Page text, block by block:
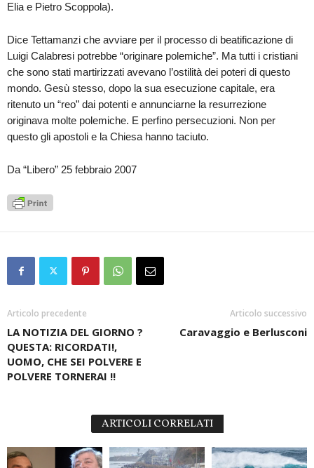
Elia e Pietro Scoppola).
Dice Tettamanzi che avviare per il processo di beatificazione di
Luigi Calabresi potrebbe “originare polemiche”. Ma tutti i cristiani
che sono stati martirizzati avevano l’ostilità dei poteri di questo
mondo. Gesù stesso, dopo la sua esecuzione capitale, era
ritenuto un “reo” dai potenti e annunciarne la resurrezione
originava molte polemiche. E perfino persecuzioni. Non per
questo gli apostoli e la Chiesa hanno taciuto.
Da “Libero” 25 febbraio 2007
Articolo precedente
LA NOTIZIA DEL GIORNO ?
QUESTA: RICORDATI!,
UOMO, CHE SEI POLVERE E
POLVERE TORNERAI !!
Articolo successivo
Caravaggio e Berlusconi
ARTICOLI CORRELATI